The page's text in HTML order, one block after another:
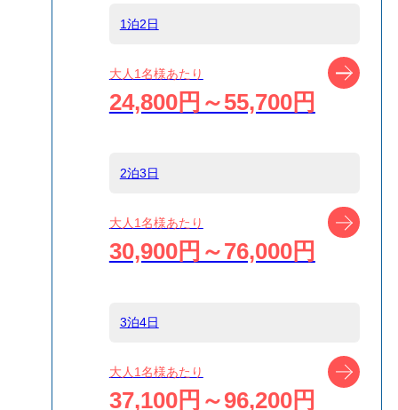
往路高速ジェッ
ト船/復路大型客
船
島
宿泊名
ゲストハウス
IKETA
食事条件
リクエスト受付
1泊2日
大人1名様あたり
24,800円～55,700円
2泊3日
大人1名様あたり
30,900円～76,000円
3泊4日
大人1名様あたり
37,100円～96,200円